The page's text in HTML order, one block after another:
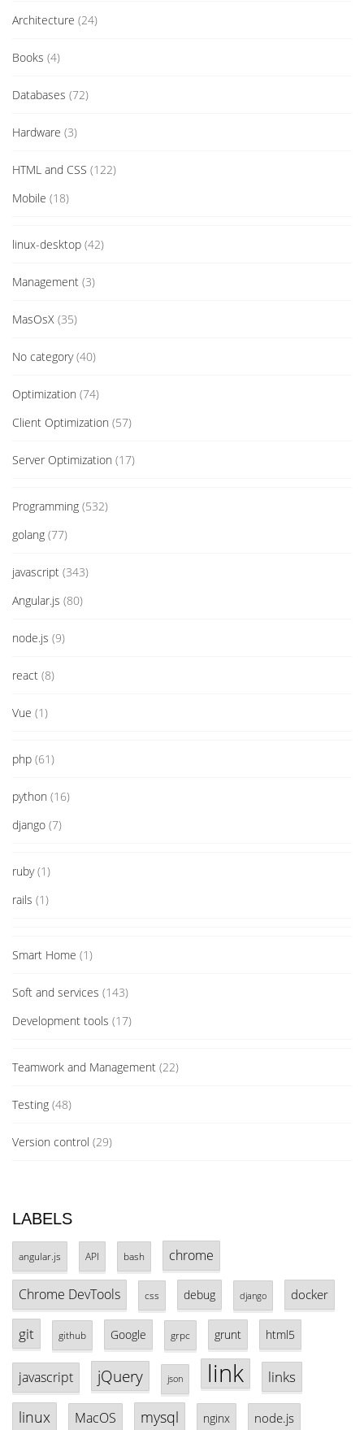
Architecture (24)
Books (4)
Databases (72)
Hardware (3)
HTML and CSS (122)
Mobile (18)
linux-desktop (42)
Management (3)
MasOsX (35)
No category(40)
Optimization (74)
Client Optimization (57)
Server Optimization (17)
Programming (532)
golang (77)
javascript (343)
Angular.js (80)
node.js (9)
react (8)
Vue (1)
php (61)
python (16)
django (7)
ruby(1)
rails (1)
Smart Home (1)
Soft and services (143)
Development tools (17)
Teamwork and Management (22)
Testing (48)
Version control (29)
LABELS
angular.js API bash chrome
Chrome DevTools css debug django docker
git github Google grpc grunt html5
javascript jQuery json link links
linux MacOS mysql nginx node.js